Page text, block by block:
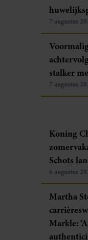
7 augustus
stalker
7 augustus
Koning
Schots
6 augustus
Martha
Markle: